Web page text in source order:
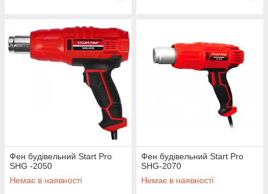
Фен будівельний Start Pro
SHG -2050
Немає в наявності
Фен будівельний Start Pro
SHG-2070
Немає в наявності